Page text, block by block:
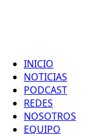
INICIO
NOTICIAS
PODCAST
REDES
NOSOTROS
EQUIPO